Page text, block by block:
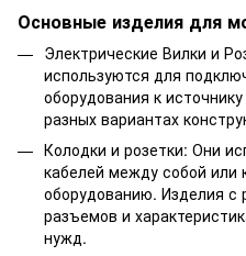
Основные изделия для
Электрические Вилки и
используются для
оборудования к
разных вариантах
Колодки и розетки: Они
кабелей между собой или
оборудованию. Изделия с
разъемов и
нужд.